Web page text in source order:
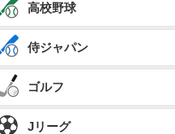
高校野球
侍ジャパン
ゴルフ
Jリーグ